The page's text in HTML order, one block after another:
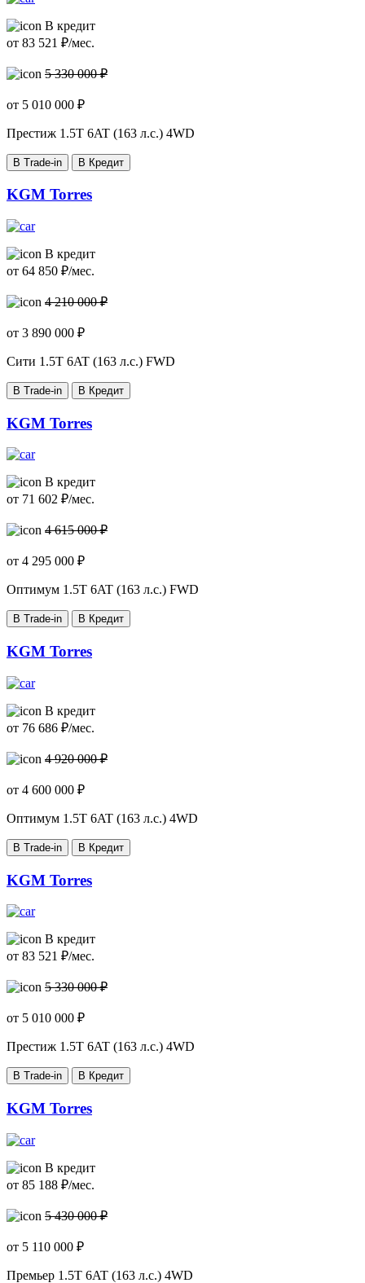
В кредит
от 83 521 ₽/мес.
5 330 000 ₽
от 5 010 000 ₽
Престиж 1.5T 6AT (163 л.с.) 4WD
В Trade-in В Кредит
KGM Torres
В кредит
от 64 850 ₽/мес.
4 210 000 ₽
от 3 890 000 ₽
Cити 1.5T 6AT (163 л.с.) FWD
В Trade-in В Кредит
KGM Torres
В кредит
от 71 602 ₽/мес.
4 615 000 ₽
от 4 295 000 ₽
Оптимум 1.5T 6AT (163 л.с.) FWD
В Trade-in В Кредит
KGM Torres
В кредит
от 76 686 ₽/мес.
4 920 000 ₽
от 4 600 000 ₽
Оптимум 1.5T 6AT (163 л.с.) 4WD
В Trade-in В Кредит
KGM Torres
В кредит
от 83 521 ₽/мес.
5 330 000 ₽
от 5 010 000 ₽
Престиж 1.5T 6AT (163 л.с.) 4WD
В Trade-in В Кредит
KGM Torres
В кредит
от 85 188 ₽/мес.
5 430 000 ₽
от 5 110 000 ₽
Премьер 1.5T 6AT (163 л.с.) 4WD